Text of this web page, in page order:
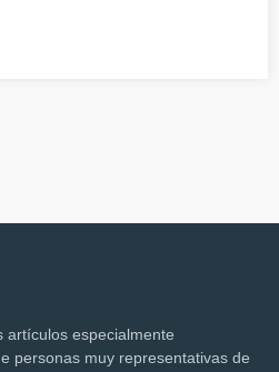
artículos especialmente
personas muy representativas de